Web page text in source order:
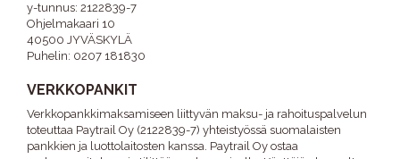
y-tunnus: 2122839-7
Ohjelmakaari 10
40500 JYVÄSKYLÄ
Puhelin: 0207 181830
VERKKOPANKIT
Verkkopankkimaksamiseen liittyvän maksu- ja rahoituspalvelun
toteuttaa Paytrail Oy (2122839-7) yhteistyössä suomalaisten
pankkien ja luottolaitosten kanssa. Paytrail Oy ostaa